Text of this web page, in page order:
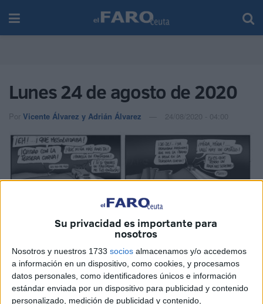
Su privacidad es importante para
nosotros
Nosotros y nuestros 1733 socios almacenamos y/o accedemos
a información en un dispositivo, como cookies, y procesamos
datos personales, como identificadores únicos e información
estándar enviada por un dispositivo para publicidad y contenido
personalizado, medición de publicidad y contenido,
Lunes 24 de agosto de 2020
Por Vicente Álvarez y Adrián Álvarez 24/08/2020 - 04:00
RelatedPosts
IU pide que el CNI explique qué informes